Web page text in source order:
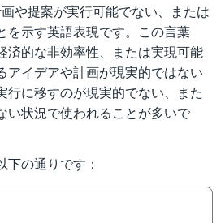
や提案が実行可能でない、または
を示す英語表現です。この言葉
済的な非効率性、または実現可能
アイデアや計画が現実的ではない
行に移すのが現実的でない、また
い状況で使われることが多いで
の通りです：